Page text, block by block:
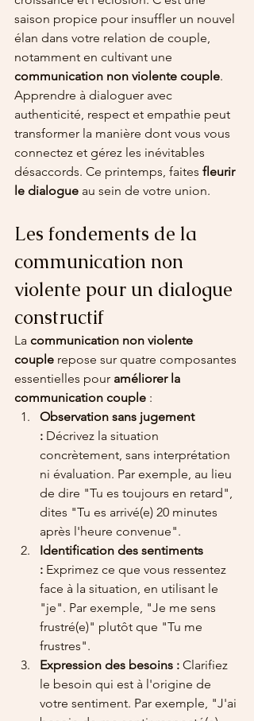
saison propice pour insuffler un nouvel
élan dans votre relation de couple,
notamment en cultivant une
communication non violente couple.
Apprendre à dialoguer avec
authenticité, respect et empathie peut
transformer la manière dont vous vous
connectez et gérez les inévitables
désaccords. Ce printemps, faites fleurir
le dialogue au sein de votre union.
Les fondements de la
communication non
violente pour un dialogue
constructif
La communication non violente
couple repose sur quatre composantes
essentielles pour améliorer la
communication couple :
Observation sans jugement
: Décrivez la situation
concrètement, sans interprétation
ni évaluation. Par exemple, au lieu
de dire "Tu es toujours en retard",
dites "Tu es arrivé(e) 20 minutes
après l'heure convenue".
Identification des sentiments
: Exprimez ce que vous ressentez
face à la situation, en utilisant le
"je". Par exemple, "Je me sens
frustré(e)" plutôt que "Tu me
frustres".
Expression des besoins : Clarifiez
le besoin qui est à l'origine de
votre sentiment. Par exemple, "J'ai